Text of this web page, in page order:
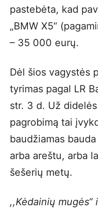
pastebėta, kad
„BMW X5“
– 35 000 eurų.
Dėl šios vagystės
tyrimas pagal LR
str. 3 d. Už
pagrobimą tai
baudžiamas
arba areštu, arba
šešerių metų.
,,Kėdainių mugės“